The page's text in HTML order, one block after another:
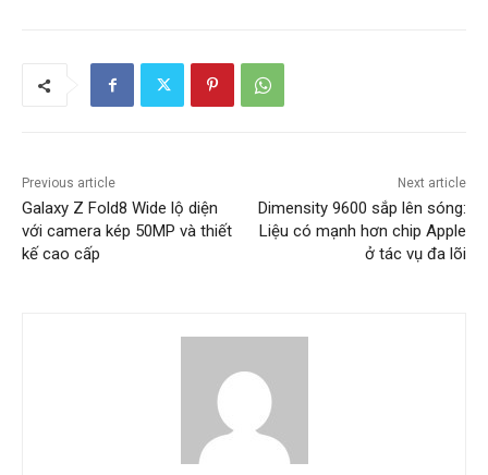
Previous article
Galaxy Z Fold8 Wide lộ diện
với camera kép 50MP và thiết
kế cao cấp
Next article
Dimensity 9600 sắp lên sóng:
Liệu có mạnh hơn chip Apple
ở tác vụ đa lõi